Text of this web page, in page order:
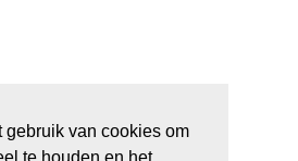
gebruik van cookies om